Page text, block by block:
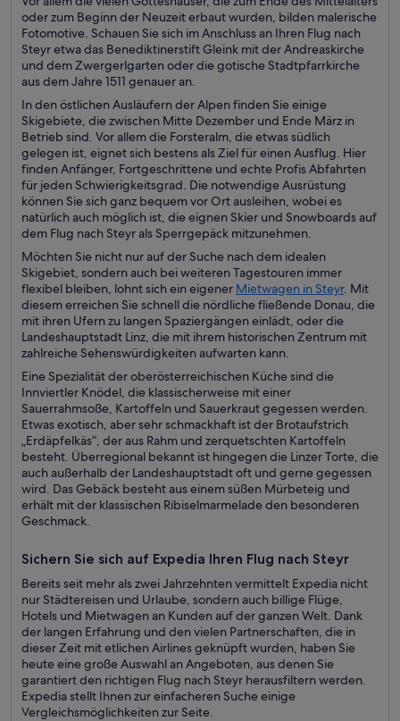
oder zum Beginn der Neuzeit erbaut wurden, bilden malerische
Fotomotive. Schauen Sie sich im Anschluss an Ihren Flug nach
Steyr etwa das Benediktinerstift Gleink mit der Andreaskirche
und dem Zwergerlgarten oder die gotische Stadtpfarrkirche
aus dem Jahre 1511 genauer an.
In den östlichen Ausläufern der Alpen finden Sie einige
Skigebiete, die zwischen Mitte Dezember und Ende März in
Betrieb sind. Vor allem die Forsteralm, die etwas südlich
gelegen ist, eignet sich bestens als Ziel für einen Ausflug. Hier
finden Anfänger, Fortgeschrittene und echte Profis Abfahrten
für jeden Schwierigkeitsgrad. Die notwendige Ausrüstung
können Sie sich ganz bequem vor Ort ausleihen, wobei es
natürlich auch möglich ist, die eignen Skier und Snowboards auf
dem Flug nach Steyr als Sperrgepäck mitzunehmen.
Möchten Sie nicht nur auf der Suche nach dem idealen
Skigebiet, sondern auch bei weiteren Tagestouren immer
flexibel bleiben, lohnt sich ein eigener Mietwagen in Steyr. Mit
diesem erreichen Sie schnell die nördliche fließende Donau, die
mit ihren Ufern zu langen Spaziergängen einlädt, oder die
Landeshauptstadt Linz, die mit ihrem historischen Zentrum mit
zahlreiche Sehenswürdigkeiten aufwarten kann.
Eine Spezialität der oberösterreichischen Küche sind die
Innviertler Knödel, die klassischerweise mit einer
Sauerrahmsoße, Kartoffeln und Sauerkraut gegessen werden.
Etwas exotisch, aber sehr schmackhaft ist der Brotaufstrich
„Erdäpfelkäs“, der aus Rahm und zerquetschten Kartoffeln
besteht. Überregional bekannt ist hingegen die Linzer Torte, die
auch außerhalb der Landeshauptstadt oft und gerne gegessen
wird. Das Gebäck besteht aus einem süßen Mürbeteig und
erhält mit der klassischen Ribiselmarmelade den besonderen
Geschmack.
Sichern Sie sich auf Expedia Ihren Flug nach Steyr
Bereits seit mehr als zwei Jahrzehnten vermittelt Expedia nicht
nur Städtereisen und Urlaube, sondern auch billige Flüge,
Hotels und Mietwagen an Kunden auf der ganzen Welt. Dank
der langen Erfahrung und den vielen Partnerschaften, die in
dieser Zeit mit etlichen Airlines geknüpft wurden, haben Sie
heute eine große Auswahl an Angeboten, aus denen Sie
garantiert den richtigen Flug nach Steyr herausfiltern werden.
Expedia stellt Ihnen zur einfacheren Suche einige
Vergleichsmöglichkeiten zur Seite.